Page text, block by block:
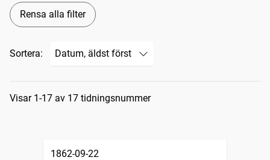
Rensa alla filter
Sortera:
Sökresultat
Visar 1-17 av 17 tidningsnummer
1862-09-22